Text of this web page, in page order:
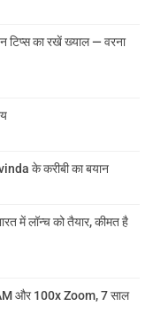
का रखें ख्याल — वरना
के करीबी का बयान
में लॉन्च को तैयार, कीमत है
और 100x Zoom, 7 साल